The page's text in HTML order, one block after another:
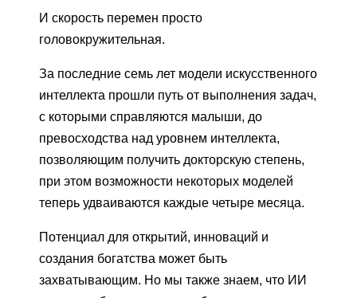
И скорость перемен просто
головокружительная.
За последние семь лет модели искусственного
интеллекта прошли путь от выполнения задач,
с которыми справляются малыши, до
превосходства над уровнем интеллекта,
позволяющим получить докторскую степень,
при этом возможности некоторых моделей
теперь удваиваются каждые четыре месяца.
Потенциал для открытий, инноваций и
создания богатства может быть
захватывающим. Но мы также знаем, что ИИ